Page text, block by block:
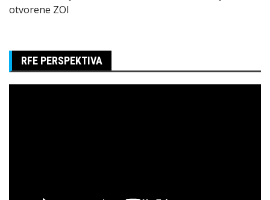
članka
otvorene ZOI
RFE PERSPEKTIVA